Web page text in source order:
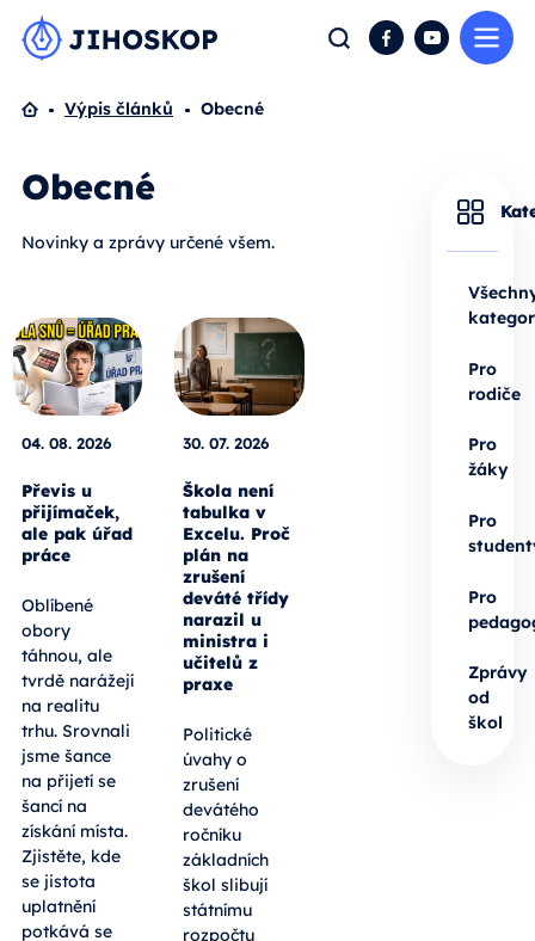
Hledat FacebookYouTube
Domů
Výpis článků Obecné
Obecné
Novinky a zprávy určené všem.
04. 08. 2026
Převis u
přijímaček,
ale pak úřad
práce
Oblíbené
obory
táhnou, ale
tvrdě narážejí
na realitu
trhu. Srovnali
jsme šance
na přijetí se
šancí na
získání místa.
Zjistěte, kde
se jistota
uplatnění
potkává se
30. 07. 2026
Škola není
tabulka v
Excelu. Proč
plán na
zrušení
deváté třídy
narazil u
ministra i
učitelů z
praxe
Politické
úvahy o
zrušení
devátého
ročníku
základních
škol slibují
státnímu
rozpočtu
Pro
rodiče
Pro
žáky
Pro
Pro
Zprávy
od
škol